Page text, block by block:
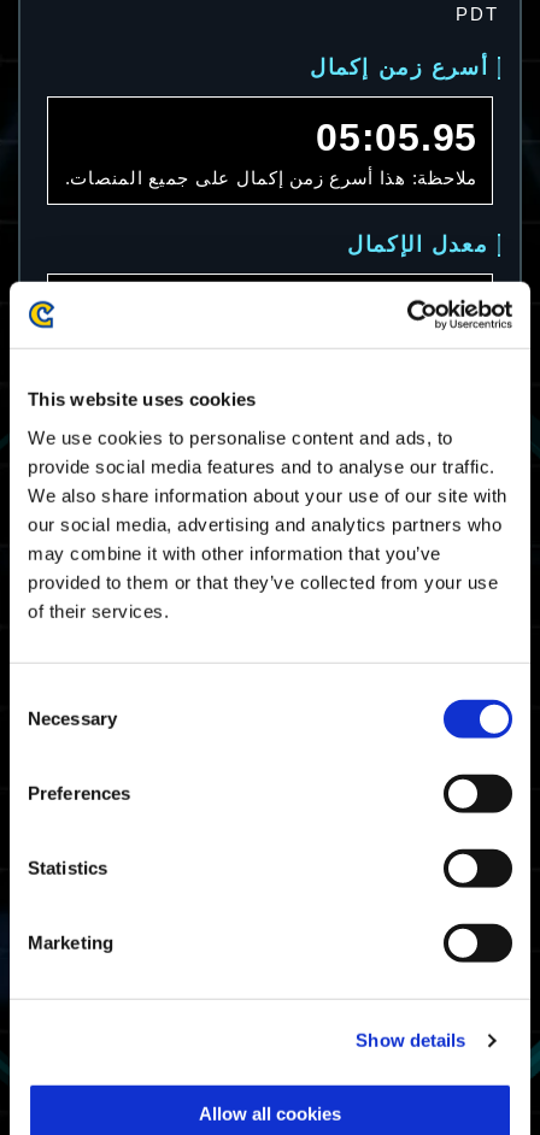
This website uses cookies
We use cookies to personalise content and ads, to
provide social media features and to analyse our traffic.
We also share information about your use of our site with
our social media, advertising and analytics partners who
may combine it with other information that you’ve
provided to them or that they’ve collected from your use
of their services.
Selection
Necessary
Preferences
Statistics
Marketing
Show details
Allow all cookies
PDT
أسرع زمن إكمال
05:05.95
ملاحظة: هذا أسرع زمن إكمال على جميع المنصات.
معدل الإكمال
26.9%
ملاحظة: هذا معدل الإكمال على جميع المنصات.
08:57.79
ملاحظة: هذا متوسط زمن الإكمال على جميع
07:18.98
07:30.51
سقف مرات تصنيف المقاتلين
معدل استخدام البدلة الآلية